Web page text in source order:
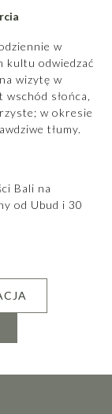
w
kultu odwiedzać
wizytę w
słońca,
w okresie
tłumy.
Bali na
od Ubud i 30